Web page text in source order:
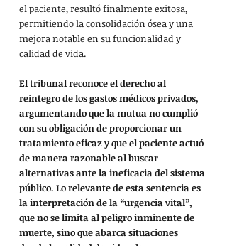
el paciente, resultó finalmente exitosa,
permitiendo la consolidación ósea y una
mejora notable en su funcionalidad y
calidad de vida.
El tribunal reconoce el derecho al
reintegro de los gastos médicos privados,
argumentando que la mutua no cumplió
con su obligación de proporcionar un
tratamiento eficaz y que el paciente actuó
de manera razonable al buscar
alternativas ante la ineficacia del sistema
público. Lo relevante de esta sentencia es
la interpretación de la “urgencia vital”,
que no se limita al peligro inminente de
muerte, sino que abarca situaciones